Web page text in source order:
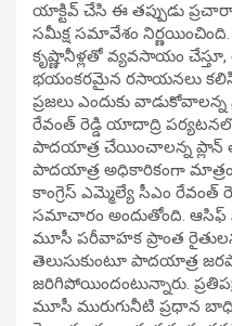
యాక్టివ్ చేసి ఈ తప్పుడు
సమీక్ష సమావేశం నిర్ణయించింది.
కృష్ణానీళ్లతో వ్యవసాయం
భయంకరమైన రసాయనలు
ప్రజలు ఎందుకు వాడుకోవాలన్న
రేవంత్ రెడ్డి యాదాద్రి
పాదయాత్ర చేయించాలన్న ప్లాన్
పాదయాత్ర అధికారికంగా మాత్రం
కాంగ్రెస్ ఎమ్మెల్యే సీఎం రేవంత్
సమాచారం అందుతోంది. ఆసిఫ్
మూసీ పరీవాహక ప్రాంత
తెలుసుకుంటూ పాదయాత్ర
జరిగిపోయిందంటున్నారు.
మూసీ మురుగునీటి ప్రధాన